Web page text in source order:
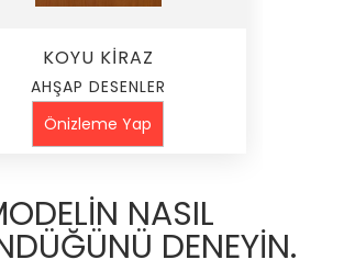
KOYU KİRAZ
AHŞAP DESENLER
Önizleme Yap
NASIL
DENEYİN.